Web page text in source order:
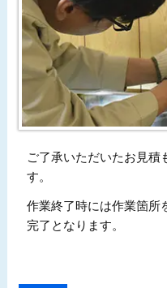
ご了承いただいたお見積
す。
作業終了時には作業箇所
完了となります。